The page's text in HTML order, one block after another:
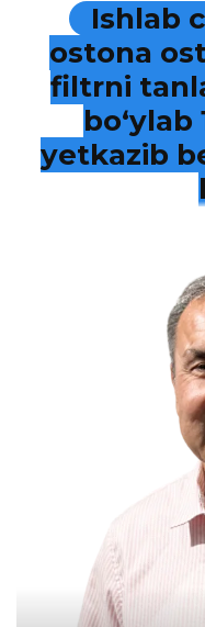
Ishlab
ostona
filtrni
yetkazib